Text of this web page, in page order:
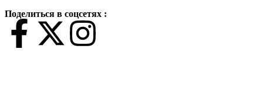
Поделиться в соцсетях :